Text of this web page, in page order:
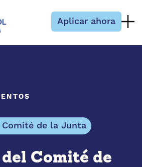
Aplicar ahora
Comité de la Junta
Comité de